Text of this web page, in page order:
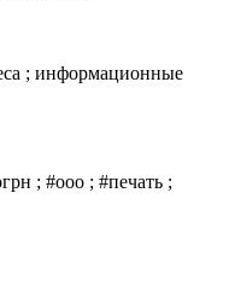
; информационные
; #ооо ; #печать ;